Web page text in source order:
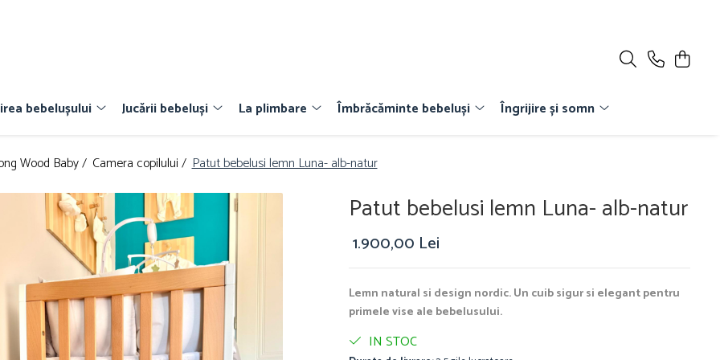
bebelușului Jucării bebeluși La plimbare Îmbrăcăminte bebeluși Îngrijire și somn
Wood Baby / Camera copilului / Patut bebelusi lemn Luna- alb-natur
Patut bebelusi lemn Luna- alb-natur
1.900,00 Lei
Lemn natural si design nordic. Un cuib sigur si elegant pentru
primele vise ale bebelusului.
IN STOC